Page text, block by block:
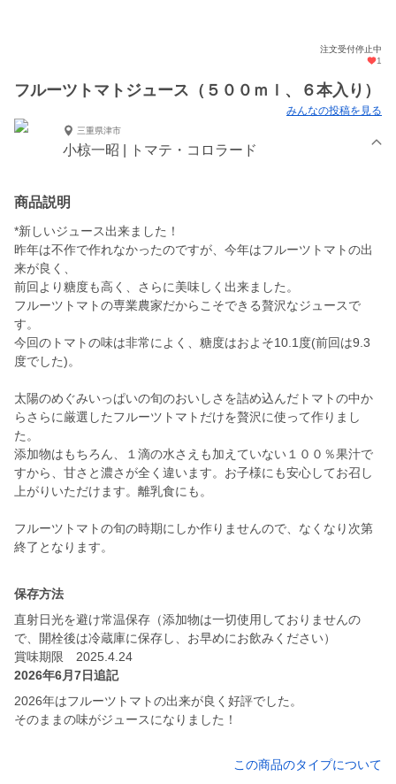
注文受付停止中
1
フルーツトマトジュース（５００ｍｌ、６本入り）
みんなの投稿を見る
三重県津市
小椋一昭 | トマテ・コロラード
商品説明
*新しいジュース出来ました！
昨年は不作で作れなかったのですが、今年はフルーツトマトの出
来が良く、
前回より糖度も高く、さらに美味しく出来ました。
フルーツトマトの専業農家だからこそできる贅沢なジュースで
す。
今回のトマトの味は非常によく、糖度はおよそ10.1度(前回は9.3
度でした)。
太陽のめぐみいっぱいの旬のおいしさを詰め込んだトマトの中か
らさらに厳選したフルーツトマトだけを贅沢に使って作りまし
た。
添加物はもちろん、１滴の水さえも加えていない１００％果汁で
すから、甘さと濃さが全く違います。お子様にも安心してお召し
上がりいただけます。離乳食にも。
フルーツトマトの旬の時期にしか作りませんので、なくなり次第
終了となります。
保存方法
直射日光を避け常温保存（添加物は一切使用しておりませんの
で、開栓後は冷蔵庫に保存し、お早めにお飲みください）
賞味期限 2025.4.24
2026年6月7日追記
2026年はフルーツトマトの出来が良く好評でした。
そのままの味がジュースになりました！
この商品のタイプについて